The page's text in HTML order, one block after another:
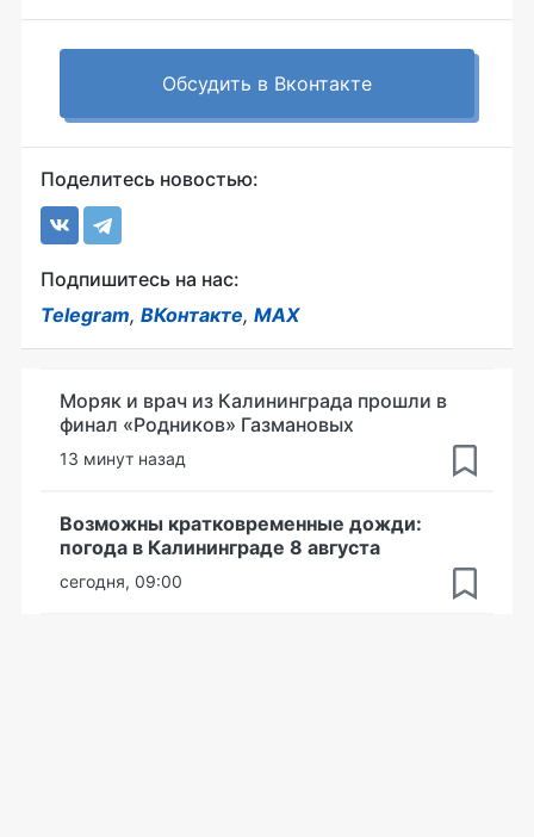
Обсудить в Вконтакте
Поделитесь новостью:
Подпишитесь на нас:
Telegram, ВКонтакте, MAX
Моряк и врач из Калининграда прошли в
финал «Родников» Газмановых
13 минут назад
Возможны кратковременные дожди:
погода в Калининграде 8 августа
сегодня, 09:00